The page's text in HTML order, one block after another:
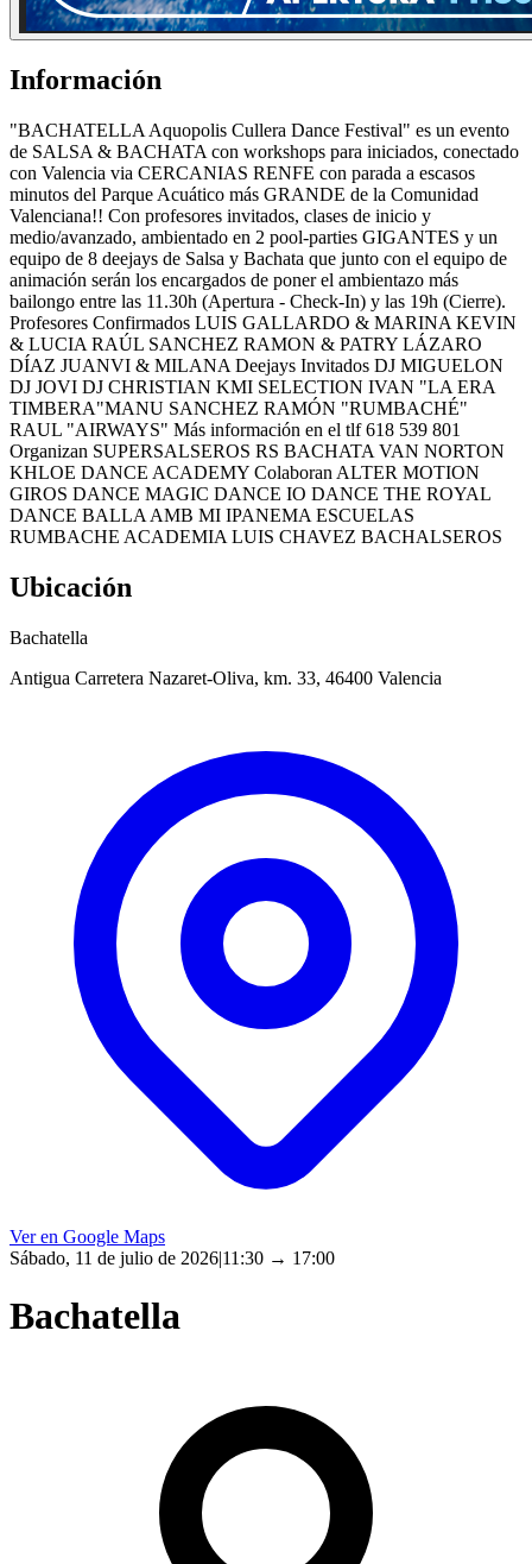
Información
"BACHATELLA Aquopolis Cullera Dance Festival" es un evento
de SALSA & BACHATA con workshops para iniciados, conectado
con Valencia via CERCANIAS RENFE con parada a escasos
minutos del Parque Acuático más GRANDE de la Comunidad
Valenciana!! Con profesores invitados, clases de inicio y
medio/avanzado, ambientado en 2 pool-parties GIGANTES y un
equipo de 8 deejays de Salsa y Bachata que junto con el equipo de
animación serán los encargados de poner el ambientazo más
bailongo entre las 11.30h (Apertura - Check-In) y las 19h (Cierre).
Profesores Confirmados LUIS GALLARDO & MARINA KEVIN
& LUCIA RAÚL SANCHEZ RAMON & PATRY LÁZARO
DÍAZ JUANVI & MILANA Deejays Invitados DJ MIGUELON
DJ JOVI DJ CHRISTIAN KMI SELECTION IVAN "LA ERA
TIMBERA"MANU SANCHEZ RAMÓN "RUMBACHÉ"
RAUL "AIRWAYS" Más información en el tlf 618 539 801
Organizan SUPERSALSEROS RS BACHATA VAN NORTON
KHLOE DANCE ACADEMY Colaboran ALTER MOTION
GIROS DANCE MAGIC DANCE IO DANCE THE ROYAL
DANCE BALLA AMB MI IPANEMA ESCUELAS
RUMBACHE ACADEMIA LUIS CHAVEZ BACHALSEROS
Ubicación
Bachatella
Antigua Carretera Nazaret-Oliva, km. 33, 46400 Valencia
Ver en Google Maps
Sábado, 11 de julio de 2026|11:30 → 17:00
Bachatella